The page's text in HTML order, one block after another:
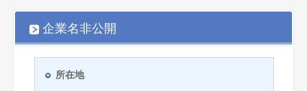
企業名非公開
所在地